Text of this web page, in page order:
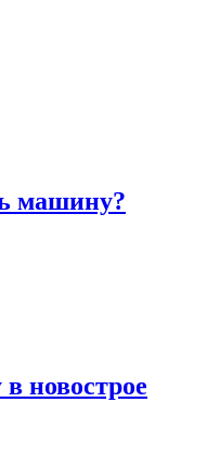
машину?
новострое